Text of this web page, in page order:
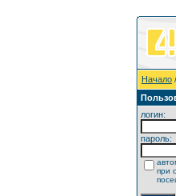
Начало
логин:
пароль:
при